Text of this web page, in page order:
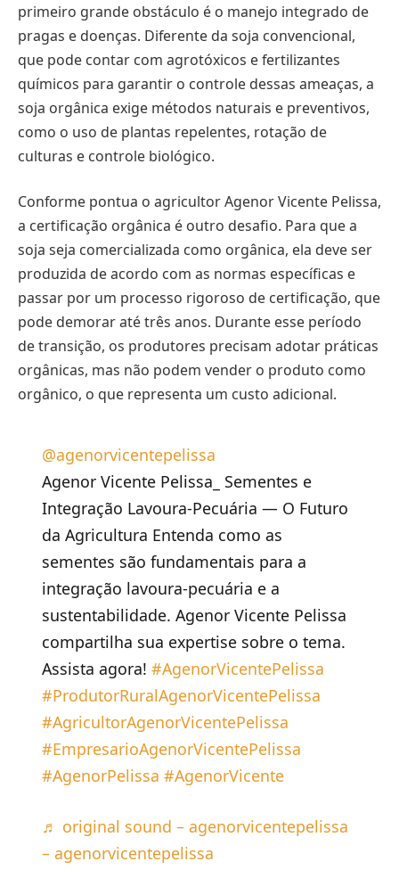
primeiro grande obstáculo é o manejo integrado de
pragas e doenças. Diferente da soja convencional,
que pode contar com agrotóxicos e fertilizantes
químicos para garantir o controle dessas ameaças, a
soja orgânica exige métodos naturais e preventivos,
como o uso de plantas repelentes, rotação de
culturas e controle biológico.
Conforme pontua o agricultor Agenor Vicente Pelissa,
a certificação orgânica é outro desafio. Para que a
soja seja comercializada como orgânica, ela deve ser
produzida de acordo com as normas específicas e
passar por um processo rigoroso de certificação, que
pode demorar até três anos. Durante esse período
de transição, os produtores precisam adotar práticas
orgânicas, mas não podem vender o produto como
orgânico, o que representa um custo adicional.
@agenorvicentepelissa
Agenor Vicente Pelissa_ Sementes e
Integração Lavoura-Pecuária — O Futuro
da Agricultura Entenda como as
sementes são fundamentais para a
integração lavoura-pecuária e a
sustentabilidade. Agenor Vicente Pelissa
compartilha sua expertise sobre o tema.
Assista agora! #AgenorVicentePelissa
#ProdutorRuralAgenorVicentePelissa
#AgricultorAgenorVicentePelissa
#EmpresarioAgenorVicentePelissa
#AgenorPelissa #AgenorVicente
♬ original sound – agenorvicentepelissa
– agenorvicentepelissa